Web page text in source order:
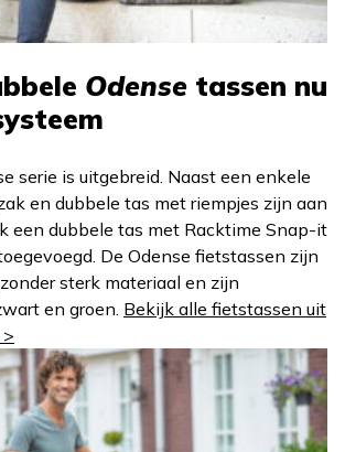
Odense tassen nu
serie is uitgebreid. Naast een enkele
en dubbele tas met riempjes zijn aan
een dubbele tas met Racktime Snap-it
De Odense fietstassen zijn
sterk materiaal en zijn
en groen. Bekijk alle fietstassen uit